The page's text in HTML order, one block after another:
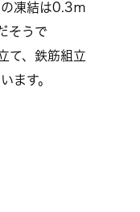
凍結は0.3ｍ
そうで
て、鉄筋組立
ます。